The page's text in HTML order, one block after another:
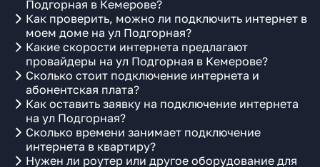
Подгорная в Кемерове?
Как проверить, можно ли подключить интернет в
моем доме на ул Подгорная?
Какие скорости интернета предлагают
провайдеры на ул Подгорная в Кемерове?
Сколько стоит подключение интернета и
абонентская плата?
Как оставить заявку на подключение интернета
на ул Подгорная?
Сколько времени занимает подключение
интернета в квартиру?
Нужен ли роутер или другое оборудование для